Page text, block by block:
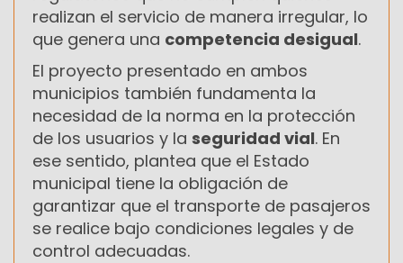
realizan el servicio de manera irregular, lo
que genera una competencia desigual.
El proyecto presentado en ambos
municipios también fundamenta la
necesidad de la norma en la protección
de los usuarios y la seguridad vial. En
ese sentido, plantea que el Estado
municipal tiene la obligación de
garantizar que el transporte de pasajeros
se realice bajo condiciones legales y de
control adecuadas.